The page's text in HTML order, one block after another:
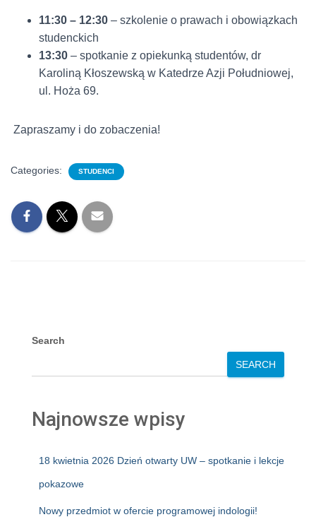
11:30 – 12:30 – szkolenie o prawach i obowiązkach
studenckich
13:30 – spotkanie z opiekunką studentów, dr
Karoliną Kłoszewską w Katedrze Azji Południowej,
ul. Hoża 69.
Zapraszamy i do zobaczenia!
Categories: STUDENCI
Search
SEARCH
Najnowsze wpisy
18 kwietnia 2026 Dzień otwarty UW – spotkanie i lekcje
pokazowe
Nowy przedmiot w ofercie programowej indologii!